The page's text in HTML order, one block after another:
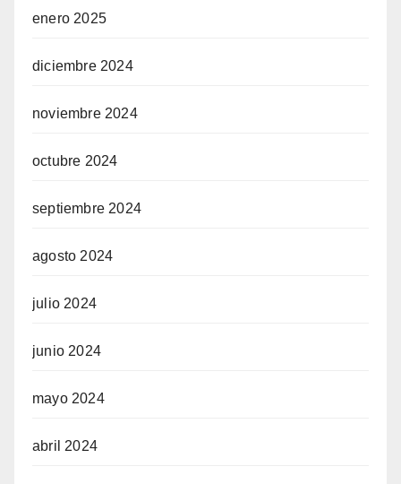
enero 2025
diciembre 2024
noviembre 2024
octubre 2024
septiembre 2024
agosto 2024
julio 2024
junio 2024
mayo 2024
abril 2024